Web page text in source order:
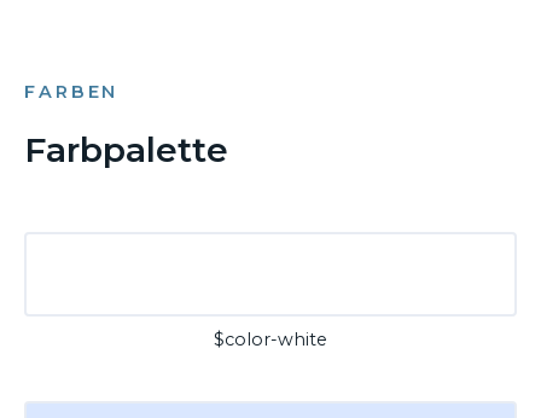
FARBEN
Farbpalette
$color-white